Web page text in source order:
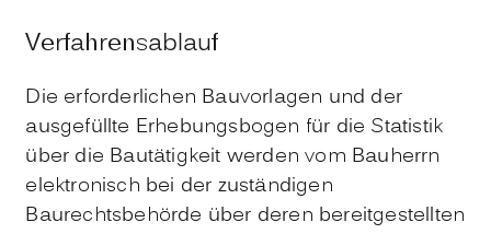
Verfahrensablauf
Die erforderlichen Bauvorlagen und der
ausgefüllte Erhebungsbogen für die Statistik
über die Bautätigkeit werden vom Bauherrn
elektronisch bei der zuständigen
Baurechtsbehörde über deren bereitgestellten